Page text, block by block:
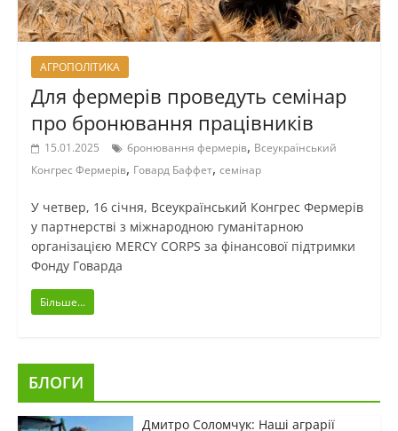
АГРОПОЛІТИКА
Для фермерів проведуть семінар
про бронювання працівників
15.01.2025 бронювання фермерів, Всеукраїнський
Конгрес Фермерів, Говард Баффет, семінар
У четвер, 16 січня, Всеукраїнський Конгрес Фермерів
у партнерстві з міжнародною гуманітарною
організацією MERCY CORPS за фінансової підтримки
Фонду Говарда
Більше...
БЛОГИ
Дмитро Соломчук: Наші аграрії